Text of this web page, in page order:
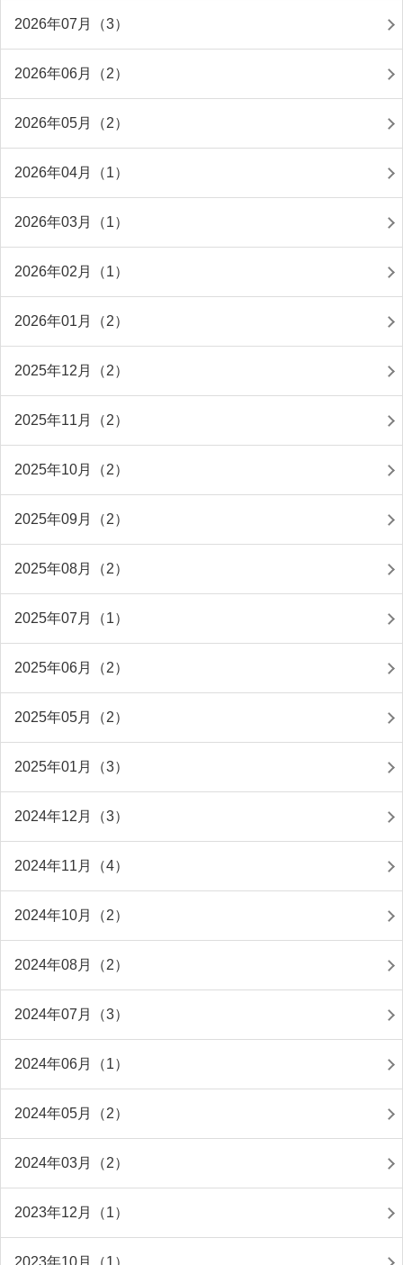
2026年07月（3）
2026年06月（2）
2026年05月（2）
2026年04月（1）
2026年03月（1）
2026年02月（1）
2026年01月（2）
2025年12月（2）
2025年11月（2）
2025年10月（2）
2025年09月（2）
2025年08月（2）
2025年07月（1）
2025年06月（2）
2025年05月（2）
2025年01月（3）
2024年12月（3）
2024年11月（4）
2024年10月（2）
2024年08月（2）
2024年07月（3）
2024年06月（1）
2024年05月（2）
2024年03月（2）
2023年12月（1）
2023年10月（1）